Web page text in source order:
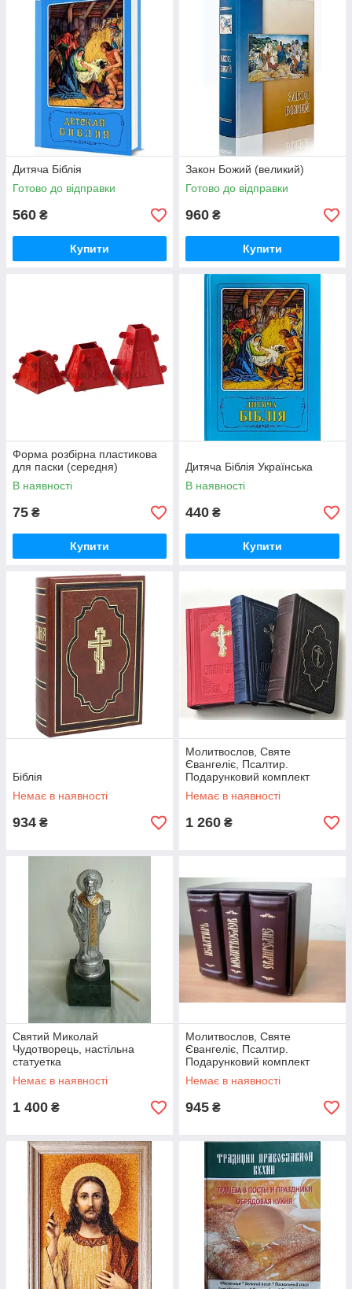
Дитяча Біблія
Готово до відправки
560 ₴
Купити
Закон Божий (великий)
Готово до відправки
960 ₴
Купити
Форма розбірна пластикова
для паски (середня)
В наявності
75 ₴
Купити
Дитяча Біблія Українська
В наявності
440 ₴
Купити
Біблія
Немає в наявності
934 ₴
Молитвослов, Святе
Євангеліє, Псалтир.
Подарунковий комплект
(кожзам палітурка)
Немає в наявності
1 260 ₴
Святий Миколай
Чудотворець, настільна
статуетка
Немає в наявності
1 400 ₴
Молитвослов, Святе
Євангеліє, Псалтир.
Подарунковий комплект
(шкіряна палітурка)
Немає в наявності
945 ₴